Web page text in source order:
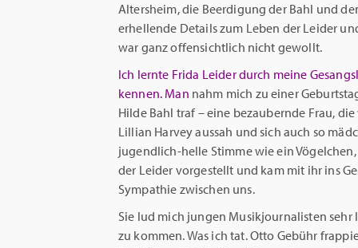
Altersheim, die Beerdigung der Bahl und
erhellende Details zum Leben der Leider
war ganz offensichtlich nicht gewollt.
Ich lernte Frida Leider durch meine
kennen. Man nahm mich zu einer
Hilde Bahl traf – eine bezaubernde Frau,
Lillian Harvey aussah und sich auch so
jugendlich-helle Stimme wie ein
der Leider vorgestellt und kam mit ihr ins
Sympathie zwischen uns.
Sie lud mich jungen Musikjournalisten
zu kommen. Was ich tat. Otto Gebühr